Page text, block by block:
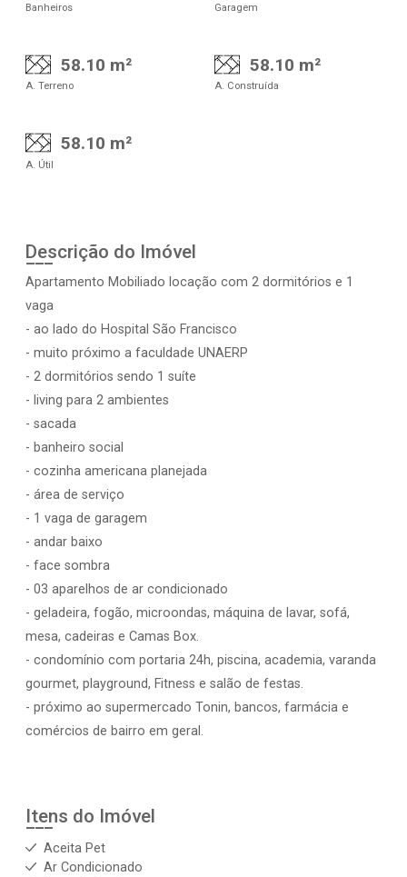
Banheiros Garagem
58.10 m²
A. Terreno
58.10 m²
A. Construída
58.10 m²
A. Útil
Descrição do Imóvel
Apartamento Mobiliado locação com 2 dormitórios e 1
vaga
- ao lado do Hospital São Francisco
- muito próximo a faculdade UNAERP
- 2 dormitórios sendo 1 suíte
- living para 2 ambientes
- sacada
- banheiro social
- cozinha americana planejada
- área de serviço
- 1 vaga de garagem
- andar baixo
- face sombra
- 03 aparelhos de ar condicionado
- geladeira, fogão, microondas, máquina de lavar, sofá,
mesa, cadeiras e Camas Box.
- condomínio com portaria 24h, piscina, academia, varanda
gourmet, playground, Fitness e salão de festas.
- próximo ao supermercado Tonin, bancos, farmácia e
comércios de bairro em geral.
Itens do Imóvel
Aceita Pet
Ar Condicionado